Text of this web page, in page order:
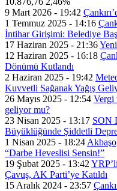
9 Mart 2026 - 19:42
1 Temmuz 2025 - 14:16
İntihar Girişimi: Belediye
17 Haziran 2025 - 21:36
12 Haziran 2025 - 16:18
Dönümü Kutlandı
2 Haziran 2025 - 19:42
Kuvvetli Sağanak Yağış
26 Mayıs 2025 - 12:54 Vergi
geliyor mu?
23 Nisan 2025 - 13:17 SON
Büyüklüğünde Şiddetli
1 Nisan 2025 - 18:24
“Darbe Heveslisi Sensin!”
19 Şubat 2025 - 13:42
Çavuş, AK Parti’ye Katıldı
15 Aralık 2024 - 23:57